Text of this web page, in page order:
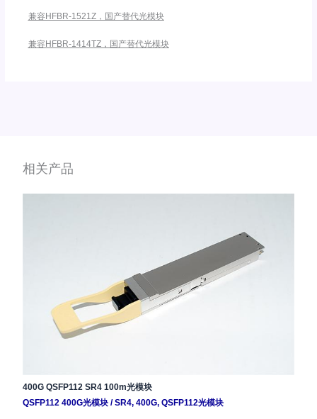
兼容HFBR-1521Z，国产替代光模块
兼容HFBR-1414TZ，国产替代光模块
相关产品
400G QSFP112 SR4 100m光模块
QSFP112 400G光模块/SR4, 400G, QSFP112光模块